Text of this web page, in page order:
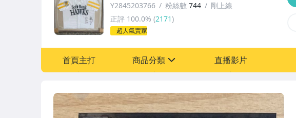
Y2845203766 粉絲數 744
剛上線
正評 100.0% (2171)
超人氣賣家
首頁主打 商品分類 直播影片